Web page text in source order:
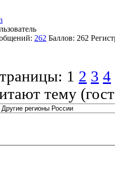
262 Баллов: 262
1 2 3 4
тему